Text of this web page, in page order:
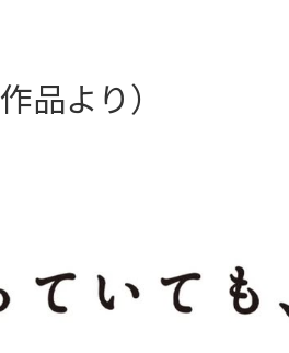
品より）